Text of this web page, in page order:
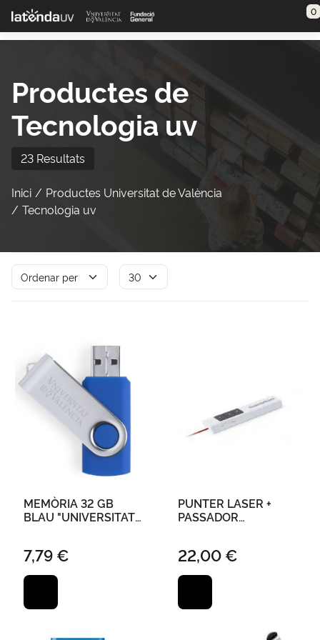
Saltar al contenido principal 0
Productes de
Tecnologia uv
23 Resultats
Inici
Productes Universitat de València
Tecnologia uv
MEMÒRIA 32 GB
BLAU "UNIVERSITAT
7,79 €
PUNTER LASER +
PASSADOR
VALÈNCIA"
22,00 €